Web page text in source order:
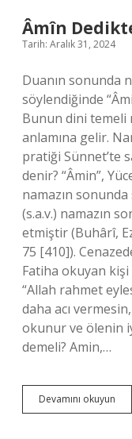
Âmîn
Tarih: Aralık 31, 2024
Duanın sonunda
söylendiğinde
Bunun dini temeli
anlamına gelir.
pratiği Sünnet’te
denir? “Âmin”,
namazın
(s.a.v.) namazın
etmiştir (Buhârî,
75 [410]).
Fatiha okuyan
“Allah rahmet
daha acı
okunur ve ölenin
demeli? Amin,…
Devamını okuyun